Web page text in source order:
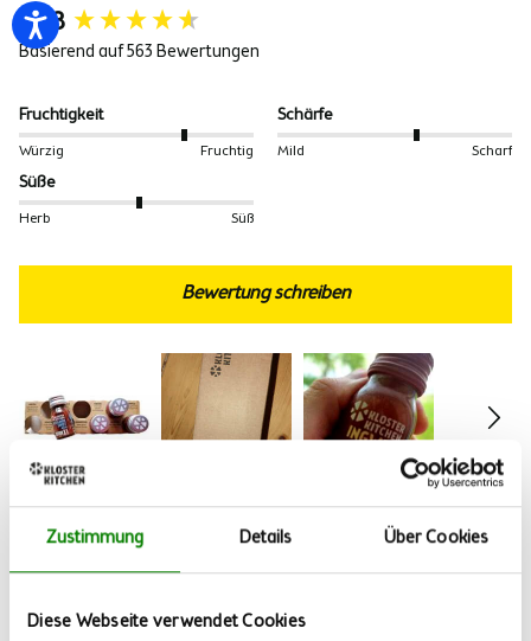
Zustimmung Details Über Cookies
Diese Webseite verwendet Cookies
4.78
Basierend auf 563 Bewertungen
Fruchtigkeit
Würzig Fruchtig
Schärfe
Mild Scharf
Süße
Herb Süß
Bewertung schreiben
Suchen:
Produktbewertungen
New content loaded